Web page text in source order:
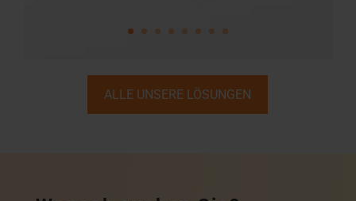
ALLE UNSERE LÖSUNGEN